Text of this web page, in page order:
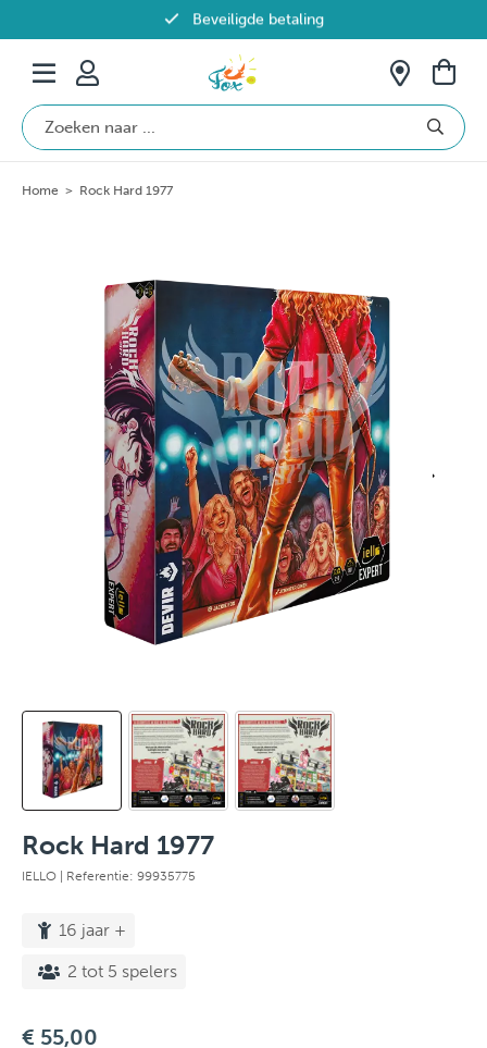
Beveiligde betaling
Gratis verzending vanaf €69 in België
Home > Rock Hard 1977
Rock Hard 1977
IELLO | Referentie: 99935775
16 jaar +
2 tot 5 spelers
€ 55,00